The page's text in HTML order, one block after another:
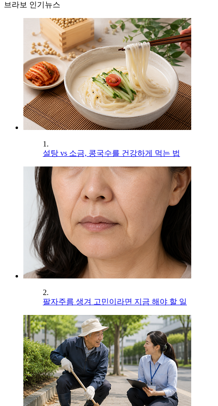
브라보 인기뉴스
1.
설탕 vs 소금, 콩국수를 건강하게 먹는 법
2.
팔자주름 생겨 고민이라면 지금 해야 할 일